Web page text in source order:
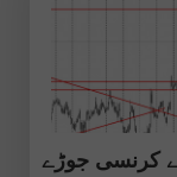
کرنسی جوڑے